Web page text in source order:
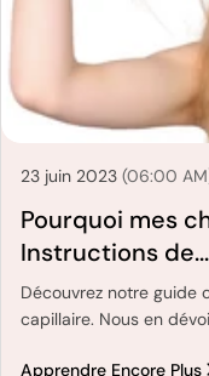
23 juin 2023 (06:00
Pourquoi mes
Instructions de...
Découvrez notre guide
capillaire. Nous en
Apprendre Encore Plus